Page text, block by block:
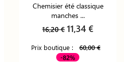
Chemisier été classique
manches ...
16,20 € 11,34 €
Prix boutique :
60,00 €
-82%